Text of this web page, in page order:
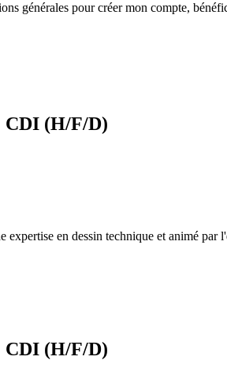
générales pour créer mon compte,
CDI (H/F/D)
expertise en dessin technique et animé
CDI (H/F/D)